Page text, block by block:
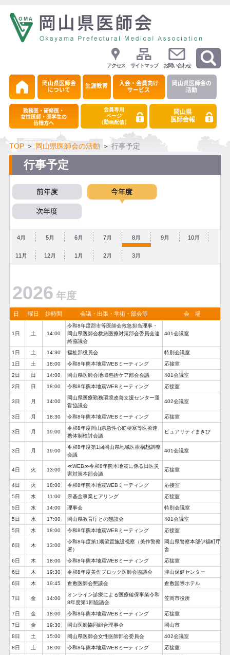
アクセス サイトマップ お問い合わせ
岡山県医師会
について
生涯教育
入会・会員向け
サービス
岡山県医師会の
活動
勤務医・研修医・
女性医師・医学生の
皆様方へ
会員専用
ページ
（動画配信）
岡山県
医師会報
TOP＞ 岡山県医師会の活動 ＞ 行事予定
行事予定
4月 5月 6月 7月 8月 9月 10月
11月 12月 1月 2月 3月
2026 年度
日 曜日 始時間 会議・出張・学術・部会等 会 場
1日 土 14:00
令和8年度郡市等医師会救急担当理事・
岡山県医師会救急医療対策部会委員会連
絡協議会
401会議室
1日 土 14:30 福祉部役員会
特別会議室
1日
土 18:00 令和8年熊本地震WEBミーティング
応接室
2日
日 14:00 岡山県医師会地域包括ケア部会会議
401会議室
2日
日 18:00 令和8年熊本地震WEBミーティング 応接室
3日 月 14:00
岡山県医療勤務環境改善支援センター運
営協議会
402会議室
3日 月 18:30 令和8年熊本地震WEBミーティング 応接室
3日 月 19:00
令和8年度岡山県急性心筋梗塞等医療連
携体制検討会議
ピュアリティまきび
3日 月 19:00
令和8年度第1回岡山県地域医療構想調整
会議
401会議室
4日 火 13:00
≪WEB≫令和8年熊本地震に係る日医災
害対策本部会議
応接室
4日 火 18:00 令和8年熊本地震WEBミーティング
応接室
5日
水 11:00 県基金事業ヒアリング
応接室
5日
水 14:00 理事会
特別会議室
5日
水 17:00 岡山県教育庁との懇談会
401会議室
5日
水 18:00 令和8年熊本地震WEBミーティング 応接室
6日 木 13:00
令和8年度第1期留置施設視察（美作警察
署）
岡山県警察本部伊福町庁
舎
6日
木 18:00 令和8年熊本地震WEBミーティング
応接室
6日
木 19:30 令和8年度美作ブロック医師会協議会
津山保健センター
6日
木 19:45 倉敷医師会懇談会 倉敷国際ホテル
7日 金 14:00
オンライン診療による医療確保事業令和
8年度第1回協議会
笠岡市役所
7日 金 18:00 令和8年熊本地震WEBミーティング
応接室
7日
金 19:30 岡山医師協同組合理事会
岡山市
8日
土 15:00 岡山県医師会女性医師部会委員会
402会議室
8日
土 18:00 令和8年熊本地震WEBミーティング
応接室